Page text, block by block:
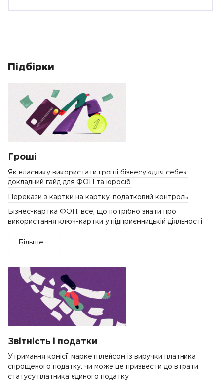
Підбірки
Гроші
Як власнику використати гроші бізнесу «для себе»:
докладний гайд для ФОП та юросіб
Перекази з картки на картку: податковий контроль
Бізнес-картка ФОП: все, що потрібно знати про
використання ключ-картки у підприємницькій діяльності
Більше ...
Звітність і податки
Утримання комісії маркетплейсом із виручки платника
спрощеного податку: чи може це призвести до втрати
статусу платника єдиного податку